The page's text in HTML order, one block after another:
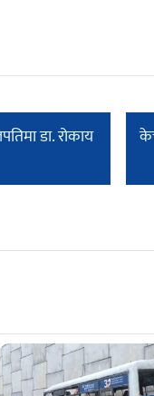
डा. रोकाय